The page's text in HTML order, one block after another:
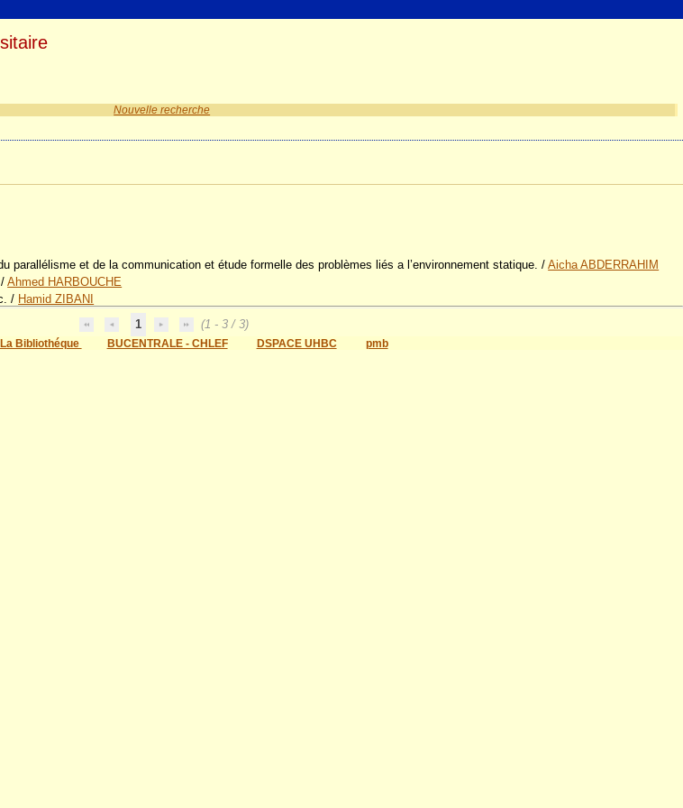
Nouvelle recherche
parallélisme et de la communication et étude formelle des problèmes liés a l’environnement statique. /Aicha ABDERRAHIM
/Ahmed HARBOUCHE
/ Hamid ZIBANI
1
(1 - 3 / 3)
Bibliothéque BUCENTRALE - CHLEF DSPACE UHBC pmb